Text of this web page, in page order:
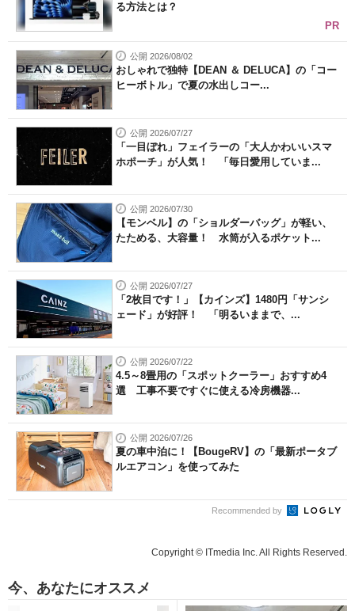
る方法とは？
PR
公開 2026/08/02
おしゃれで独特【DEAN ＆ DELUCA】の「コー
ヒーボトル」で夏の水出しコー...
公開 2026/07/27
「一目ぼれ」フェイラーの「大人かわいいスマ
ホポーチ」が人気！ 「毎日愛用していま...
公開 2026/07/30
【モンベル】の「ショルダーバッグ」が軽い、
たためる、大容量！ 水筒が入るポケット...
公開 2026/07/27
「2枚目です！」【カインズ】1480円「サンシ
ェード」が好評！ 「明るいままで、...
公開 2026/07/22
4.5～8畳用の「スポットクーラー」おすすめ4
選 工事不要ですぐに使える冷房機器...
公開 2026/07/26
夏の車中泊に！【BougeRV】の「最新ポータブ
ルエアコン」を使ってみた
Recommended by
Copyright © ITmedia Inc. All Rights Reserved.
今、あなたにオススメ